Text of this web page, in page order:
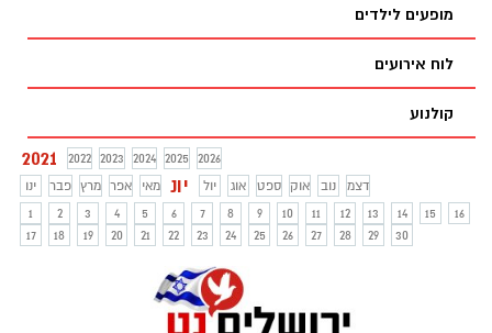
מופעים לילדים
לוח אירועים
קולנוע
2021 2022 2023 2024 2025
2026
ינו
פבר מרץ אפר מאי יונ יול אוג ספט אוק נוב
דצמ
1
2 3 4 5 6 7 8 9 10 11 12 13 14 15
16
17
18 19 20 21 22 23 24 25 26 27 28 29 30